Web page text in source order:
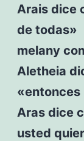
Arais dice
de todas»
melany
Aletheia
«entonces
Aras dice
usted